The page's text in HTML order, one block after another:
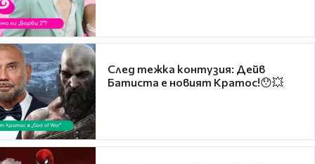
След тежка контузия: Дейв
Батиста е новият Кратос!😯💥